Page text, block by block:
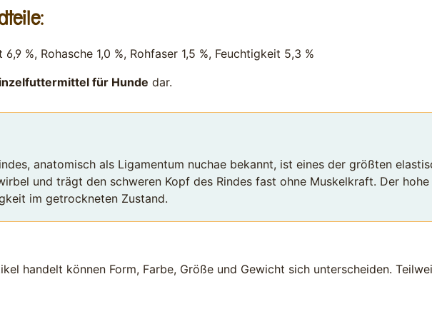
%, Rohasche 1,0 %, Rohfaser 1,5 %, Feuchtigkeit 5,3 %
für Hunde dar.
anatomisch als Ligamentum nuchae bekannt, ist eines der größten
und trägt den schweren Kopf des Rindes fast ohne Muskelkraft. Der
im getrockneten Zustand.
handelt können Form, Farbe, Größe und Gewicht sich unterscheiden.